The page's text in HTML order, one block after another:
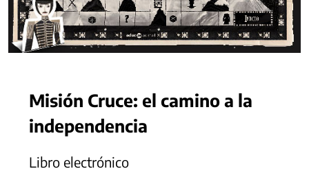
Misión Cruce: el camino a la
independencia
Libro electrónico